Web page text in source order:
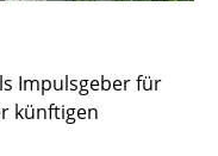
Impulsgeber für
künftigen